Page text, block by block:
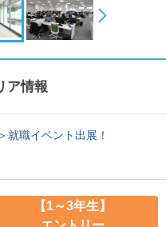
ア情報
就職イベント出展！
【1～3年生】